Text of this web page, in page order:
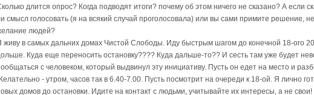
длится опрос? Когда подводят итоги? почему об этом ничего не сказано? А если
смысл голосовать (я на всякий случай проголосовала) или вы сами примите решение,
людей?
живу в самых дальних домах Чистой Слободы. Иду быстрым шагом до конечной 18-ого
Куда еще переносить остановку???? Куда дальше-то?? И сесть там уже будет
с человеком, который выдвинул эту инициативу. Пусть он едет на место и
- утром, часов так в 6.40-7.00. Пусть посмотрит на очереди к 18-ой. Я лично
домов до остановки. Идите на контакт с людьми, учитывайте их интересы, а не свои!